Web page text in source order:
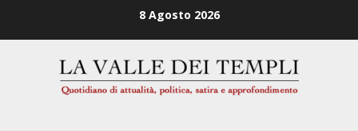
8 Agosto 2026